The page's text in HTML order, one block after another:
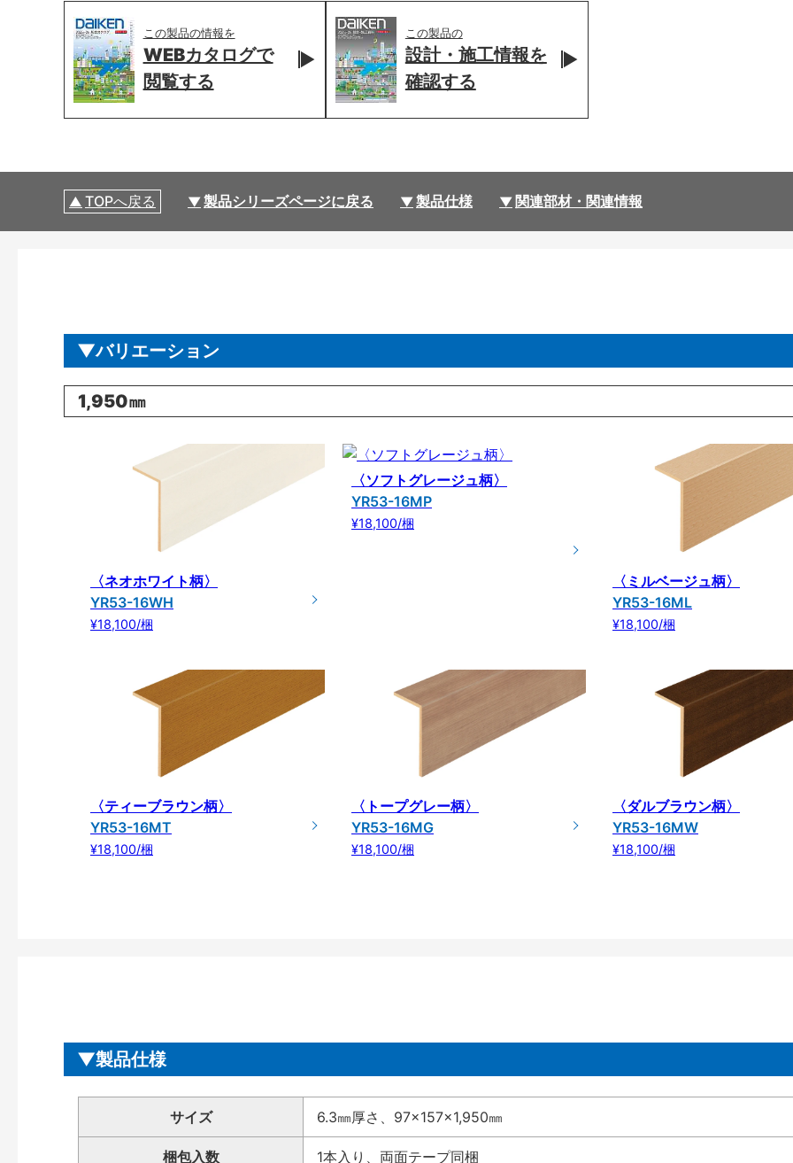
この製品の情報を
WEBカタログで
閲覧する
この製品の
設計・施工情報を
確認する
TOPへ戻る 製品シリーズページに戻る 製品仕様 関連部材・関連情報
バリエーション
1,950㎜
〈ネオホワイト柄〉
YR53-16WH
¥18,100/梱
〈ソフトグレージュ柄〉
YR53-16MP
¥18,100/梱
〈ミルベージュ柄〉
YR53-16ML
¥18,100/梱
〈ティーブラウン柄〉
YR53-16MT
¥18,100/梱
〈トープグレー柄〉
YR53-16MG
¥18,100/梱
〈ダルブラウン柄〉
YR53-16MW
¥18,100/梱
製品仕様
サイズ 6.3㎜厚さ、97×157×1,950㎜
梱包入数
1本入り、両面テープ同梱